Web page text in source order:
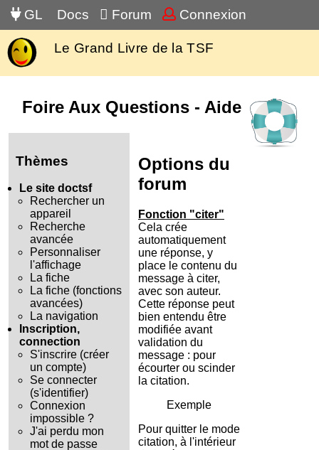
GL Docs Forum Connexion
Le Grand Livre de la TSF
Foire Aux Questions - Aide
Thèmes
Le site doctsf
Rechercher un
appareil
Recherche
avancée
Personnaliser
l'affichage
La fiche
La fiche (fonctions
avancées)
La navigation
Inscription,
connection
S'inscrire (créer
un compte)
Se connecter
(s'identifier)
Connexion
impossible ?
J'ai perdu mon
mot de passe
Options du
forum
Fonction "citer"
Cela crée
automatiquement
une réponse, y
place le contenu du
message à citer,
avec son auteur.
Cette réponse peut
bien entendu être
modifiée avant
validation du
message : pour
écourter ou scinder
la citation.
Exemple
Pour quitter le mode
citation, à l'intérieur